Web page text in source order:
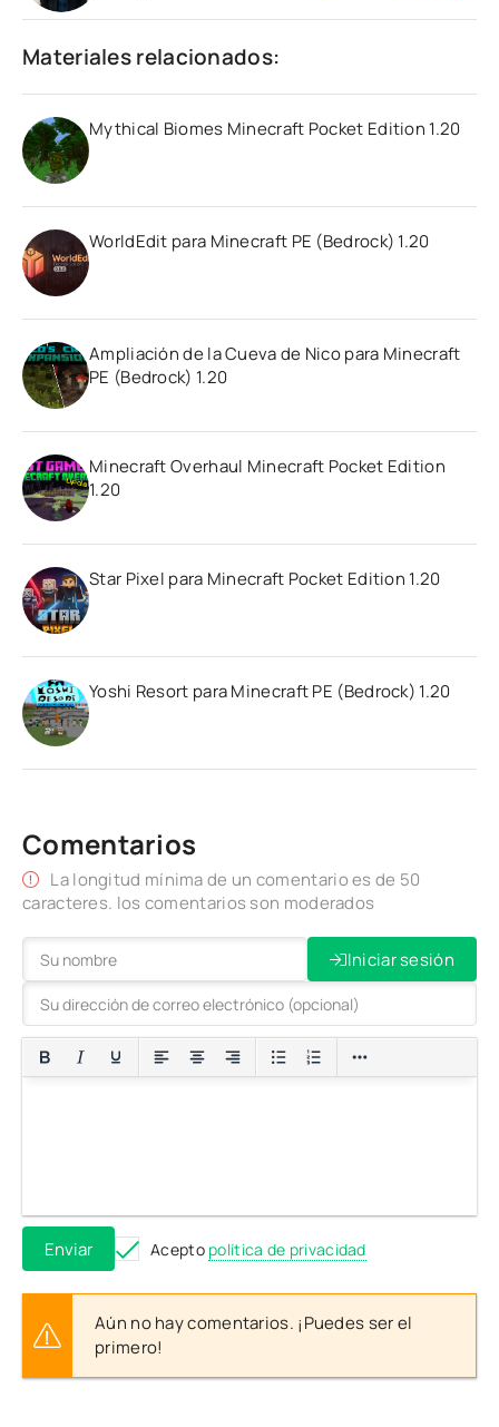
Materiales relacionados:
Mythical Biomes Minecraft Pocket Edition 1.20
WorldEdit para Minecraft PE (Bedrock) 1.20
Ampliación de la Cueva de Nico para Minecraft
PE (Bedrock) 1.20
Minecraft Overhaul Minecraft Pocket Edition
1.20
Star Pixel para Minecraft Pocket Edition 1.20
Yoshi Resort para Minecraft PE (Bedrock) 1.20
Comentarios
La longitud mínima de un comentario es de 50
caracteres. los comentarios son moderados
Iniciar sesión
Enviar Acepto política de privacidad
Aún no hay comentarios. ¡Puedes ser el
primero!